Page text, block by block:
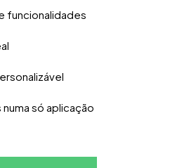
funcionalidades
só aplicação